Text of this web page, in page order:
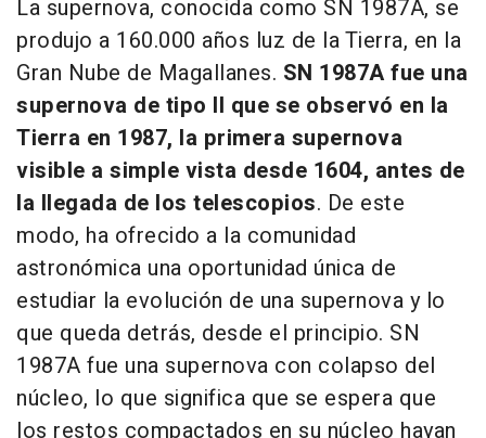
La supernova, conocida como SN 1987A, se
produjo a 160.000 años luz de la Tierra, en la
Gran Nube de Magallanes. SN 1987A fue una
supernova de tipo II que se observó en la
Tierra en 1987, la primera supernova
visible a simple vista desde 1604, antes de
la llegada de los telescopios. De este
modo, ha ofrecido a la comunidad
astronómica una oportunidad única de
estudiar la evolución de una supernova y lo
que queda detrás, desde el principio. SN
1987A fue una supernova con colapso del
núcleo, lo que significa que se espera que
los restos compactados en su núcleo hayan